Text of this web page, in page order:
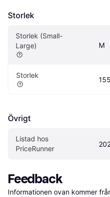
Storlek
Storlek (Small-
Large)
M
Storlek
Övrigt
Listad hos
PriceRunner
Feedback
Informationen ovan kommer